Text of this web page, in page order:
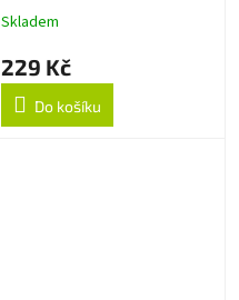
Skladem
229 Kč
Do košíku